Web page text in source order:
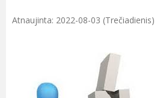
Atnaujinta: 2022-08-03 (Trečiadienis)